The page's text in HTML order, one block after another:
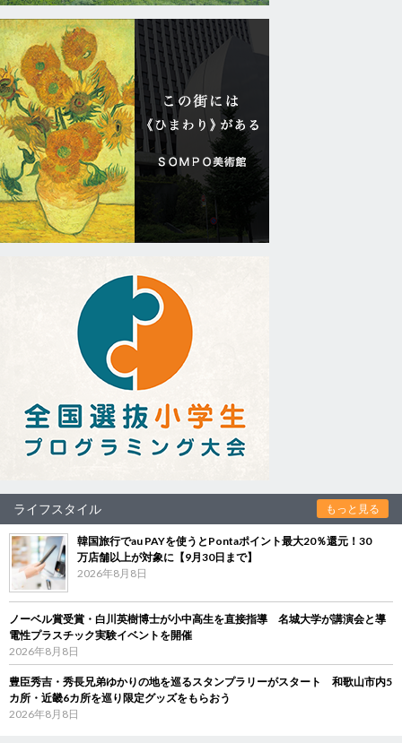
ライフスタイル もっと見る
韓国旅行でau PAYを使うとPontaポイント最大20％還元！30
万店舗以上が対象に【9月30日まで】
2026年8月8日
ノーベル賞受賞・白川英樹博士が小中高生を直接指導 名城大学が講演会と導
電性プラスチック実験イベントを開催
2026年8月8日
豊臣秀吉・秀長兄弟ゆかりの地を巡るスタンプラリーがスタート 和歌山市内5
カ所・近畿6カ所を巡り限定グッズをもらおう
2026年8月8日